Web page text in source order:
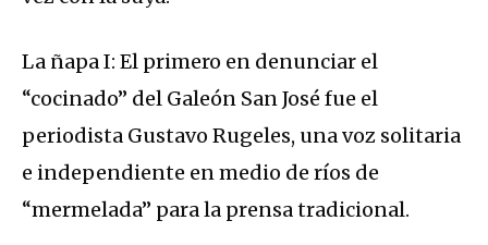
La ñapa I: El primero en denunciar el
“cocinado” del Galeón San José fue el
periodista Gustavo Rugeles, una voz solitaria
e independiente en medio de ríos de
“mermelada” para la prensa tradicional.